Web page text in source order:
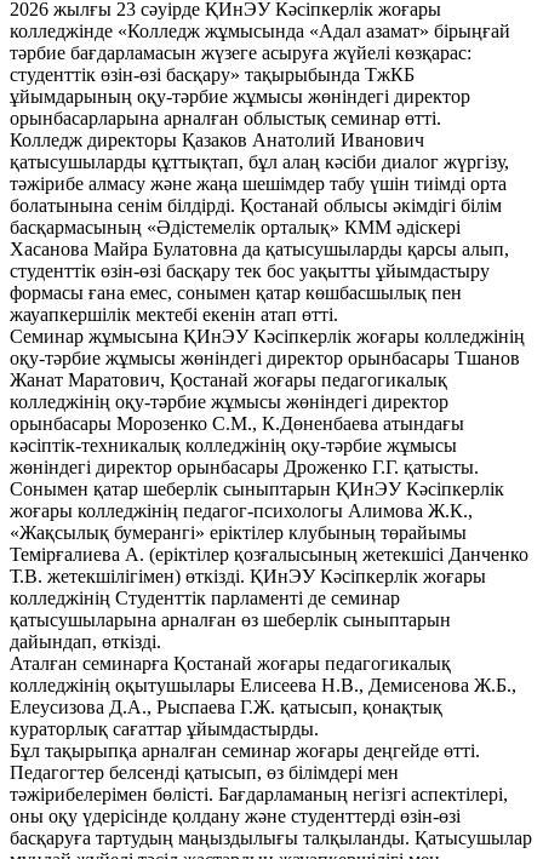
2026 жылғы 23 сәуірде ҚИнЭУ Кәсіпкерлік жоғары
колледжінде «Колледж жұмысында «Адал азамат» бірыңғай
тәрбие бағдарламасын жүзеге асыруға жүйелі көзқарас:
студенттік өзін-өзі басқару» тақырыбында ТжКБ
ұйымдарының оқу-тәрбие жұмысы жөніндегі директор
орынбасарларына арналған облыстық семинар өтті.
Колледж директоры Қазаков Анатолий Иванович
қатысушыларды құттықтап, бұл алаң кәсіби диалог жүргізу,
тәжірибе алмасу және жаңа шешімдер табу үшін тиімді орта
болатынына сенім білдірді. Қостанай облысы әкімдігі білім
басқармасының «Әдістемелік орталық» КММ әдіскері
Хасанова Майра Булатовна да қатысушыларды қарсы алып,
студенттік өзін-өзі басқару тек бос уақытты ұйымдастыру
формасы ғана емес, сонымен қатар көшбасшылық пен
жауапкершілік мектебі екенін атап өтті.
Семинар жұмысына ҚИнЭУ Кәсіпкерлік жоғары колледжінің
оқу-тәрбие жұмысы жөніндегі директор орынбасары Тшанов
Жанат Маратович, Қостанай жоғары педагогикалық
колледжінің оқу-тәрбие жұмысы жөніндегі директор
орынбасары Морозенко С.М., К.Дөненбаева атындағы
кәсіптік-техникалық колледжінің оқу-тәрбие жұмысы
жөніндегі директор орынбасары Дроженко Г.Г. қатысты.
Сонымен қатар шеберлік сыныптарын ҚИнЭУ Кәсіпкерлік
жоғары колледжінің педагог-психологы Алимова Ж.К.,
«Жақсылық бумерангі» еріктілер клубының төрайымы
Темірғалиева А. (еріктілер қозғалысының жетекшісі Данченко
Т.В. жетекшілігімен) өткізді. ҚИнЭУ Кәсіпкерлік жоғары
колледжінің Студенттік парламенті де семинар
қатысушыларына арналған өз шеберлік сыныптарын
дайындап, өткізді.
Аталған семинарға Қостанай жоғары педагогикалық
колледжінің оқытушылары Елисеева Н.В., Демисенова Ж.Б.,
Елеусизова Д.А., Рыспаева Г.Ж. қатысып, қонақтық
кураторлық сағаттар ұйымдастырды.
Бұл тақырыпқа арналған семинар жоғары деңгейде өтті.
Педагогтер белсенді қатысып, өз білімдері мен
тәжірибелерімен бөлісті. Бағдарламаның негізгі аспектілері,
оны оқу үдерісінде қолдану және студенттерді өзін-өзі
басқаруға тартудың маңыздылығы талқыланды. Қатысушылар